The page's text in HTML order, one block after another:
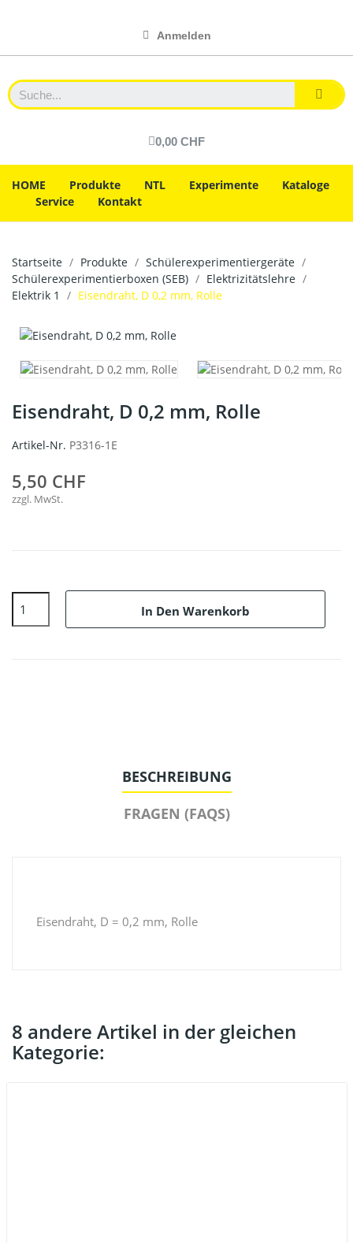
Anmelden
0,00 CHF
HOME Produkte NTL Experimente
Kataloge
Service
Kontakt
Startseite Produkte
Schülerexperimentiergeräte
Schülerexperimentierboxen (SEB)
Elektrizitätslehre
Elektrik 1
Eisendraht, D 0,2 mm, Rolle
Eisendraht, D 0,2 mm, Rolle
Artikel-Nr. P3316-1E
5,50 CHF
zzgl. MwSt.
In Den Warenkorb
BESCHREIBUNG
FRAGEN (FAQS)
Eisendraht, D = 0,2 mm, Rolle
8 andere Artikel in der gleichen
Kategorie: